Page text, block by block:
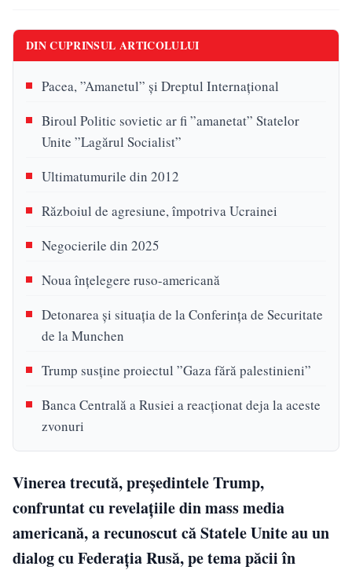
DIN CUPRINSUL ARTICOLULUI
Pacea, ”Amanetul” și Dreptul Internațional
Biroul Politic sovietic ar fi ”amanetat” Statelor
Unite ”Lagărul Socialist”
Ultimatumurile din 2012
Războiul de agresiune, împotriva Ucrainei
Negocierile din 2025
Noua înțelegere ruso-americană
Detonarea și situația de la Conferința de Securitate
de la Munchen
Trump susține proiectul ”Gaza fără palestinieni”
Banca Centrală a Rusiei a reacționat deja la aceste
zvonuri
Vinerea trecută, președintele Trump,
confruntat cu revelațiile din mass media
americană, a recunoscut că Statele Unite au un
dialog cu Federația Rusă, pe tema păcii în